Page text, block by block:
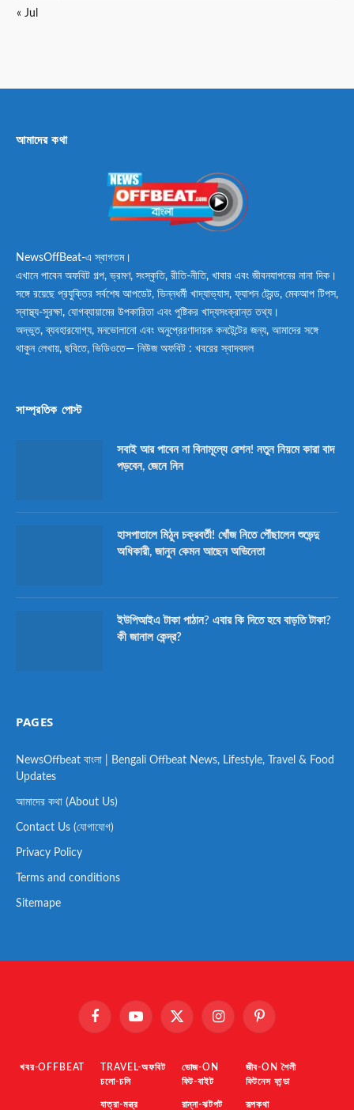
« Jul
আমাদের কথা
NewsOffBeat-এ স্বাগতম।
এখানে পাবেন অফবিট গল্প, ভ্রমণ, সংস্কৃতি, রীতি-নীতি, খাবার এবং জীবনযাপনের নানা দিক।
সঙ্গে রয়েছে প্রযুক্তির সর্বশেষ আপডেট, ভিন্নধর্মী খাদ্যাভ্যাস, ফ্যাশন ট্রেন্ড, মেকআপ টিপস,
স্বাস্থ্য-সুরক্ষা, যোগব্যায়ামের উপকারিতা এবং পুষ্টিকর খাদ্যসংক্রান্ত তথ্য।
অদ্ভুত, ব্যবহারযোগ্য, মনভোলানো এবং অনুপ্রেরণাদায়ক কনটেন্টের জন্য, আমাদের সঙ্গে
থাকুন লেখায়, ছবিতে, ভিডিওতে— নিউজ অফবিট : খবরের স্বাদবদল
সাম্প্রতিক পোস্ট
সবাই আর পাবেন না বিনামূল্যে রেশন! নতুন নিয়মে কারা বাদ
পড়বেন, জেনে নিন
হাসপাতালে মিঠুন চক্রবর্তী! খোঁজ নিতে পৌঁছালেন শুভেন্দু
অধিকারী, জানুন কেমন আছেন অভিনেতা
ইউপিআইএ টাকা পাঠান? এবার কি দিতে হবে বাড়তি টাকা?
কী জানাল কেন্দ্র?
PAGES
NewsOffbeat বাংলা | Bengali Offbeat News, Lifestyle, Travel & Food
Updates
আমাদের কথা (About Us)
Contact Us (যোগাযোগ)
Privacy Policy
Terms and conditions
Sitemape
FacebookYouTube X
InstagramPinterest
খবর-OFFBEAT
TRAVEL-অফবিট
চলো-চলি
যাত্রা-মন্ত্র
ভোজ-ON
ফিট-বাইট
রান্না-ঝটপট
জীব-ON শৈলী
ফিটনেস ফান্ডা
রূপকথা